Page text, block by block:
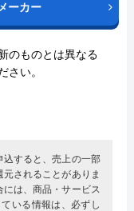
メーカー
のものとは異なる
さい。
すると、売上の一部
されることがありま
は、商品・サービス
いる情報は、必ずし